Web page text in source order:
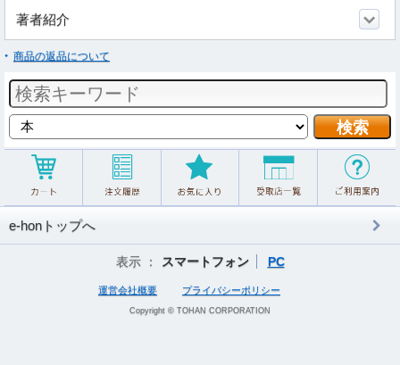
著者紹介
商品の返品について
e-honトップへ
表示 ： スマートフォン PC
運営会社概要 プライバシーポリシー
Copyright © TOHAN CORPORATION